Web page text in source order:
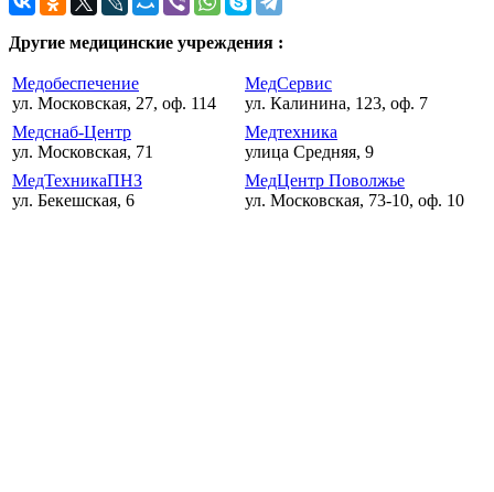
Другие медицинские учреждения :
Медобеспечение
ул. Московская, 27, оф. 114
МедСервис
ул. Калинина, 123, оф. 7
Медснаб-Центр
ул. Московская, 71
Медтехника
улица Средняя, 9
МедТехникаПНЗ
ул. Бекешская, 6
МедЦентр Поволжье
ул. Московская, 73-10, оф. 10